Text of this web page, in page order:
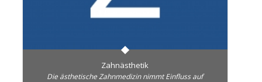
Zahnästhetik
Die ästhetische Zahnmedizin nimmt Einfluss auf